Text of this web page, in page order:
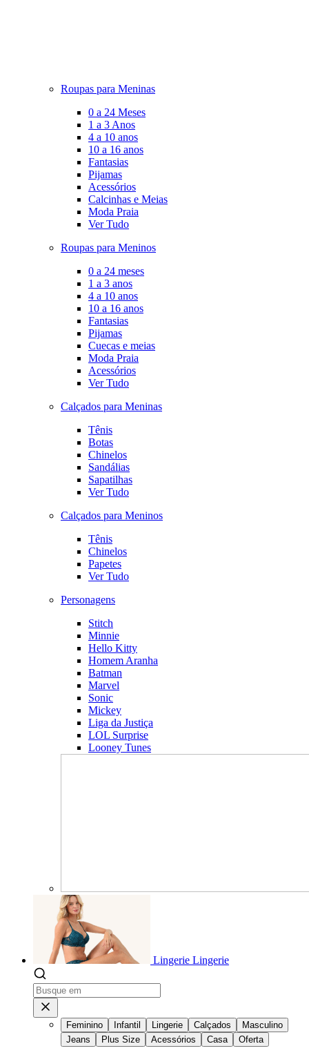
Roupas para Meninas
0 a 24 Meses
1 a 3 Anos
4 a 10 anos
10 a 16 anos
Fantasias
Pijamas
Acessórios
Calcinhas e Meias
Moda Praia
Ver Tudo
Roupas para Meninos
0 a 24 meses
1 a 3 anos
4 a 10 anos
10 a 16 anos
Fantasias
Pijamas
Cuecas e meias
Moda Praia
Acessórios
Ver Tudo
Calçados para Meninas
Tênis
Botas
Chinelos
Sandálias
Sapatilhas
Ver Tudo
Calçados para Meninos
Tênis
Chinelos
Papetes
Ver Tudo
Personagens
Stitch
Minnie
Hello Kitty
Homem Aranha
Batman
Marvel
Sonic
Mickey
Liga da Justiça
LOL Surprise
Looney Tunes
Lingerie Lingerie
Feminino Infantil Lingerie Calçados
Masculino
Jeans
Plus Size Acessórios Casa Oferta